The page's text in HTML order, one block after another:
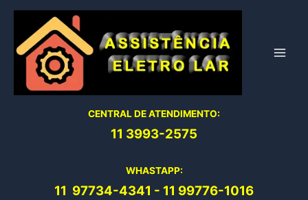
conteúdo
CENTRAL DE ATENDIMENTO:
11 3993-2575
WHASTAPP:
11 97734-4341 - 11 99776-1016